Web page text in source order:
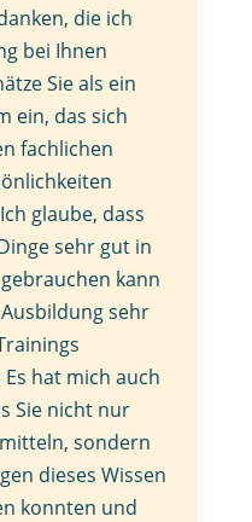
die ich
bei Ihnen
Sie als ein
ein, das sich
fachlichen
glaube, dass
sehr gut in
kann
sehr
hat mich auch
Sie nicht nur
sondern
dieses Wissen
konnten und